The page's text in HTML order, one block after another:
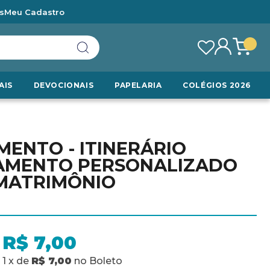
Meu Cadastro
DEVOCIONAIS PAPELARIA COLÉGIOS 2026
- ITINERÁRIO
PERSONALIZADO
R$ 7,00
1 x de R$ 7,00 no Boleto